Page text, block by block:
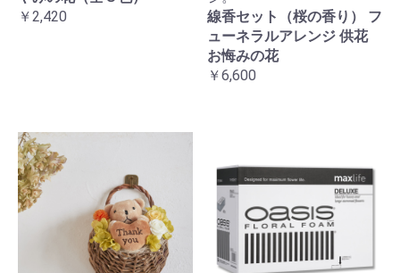
￥2,420
線香セット（桜の香り） フ
ューネラルアレンジ 供花
お悔みの花
￥6,600